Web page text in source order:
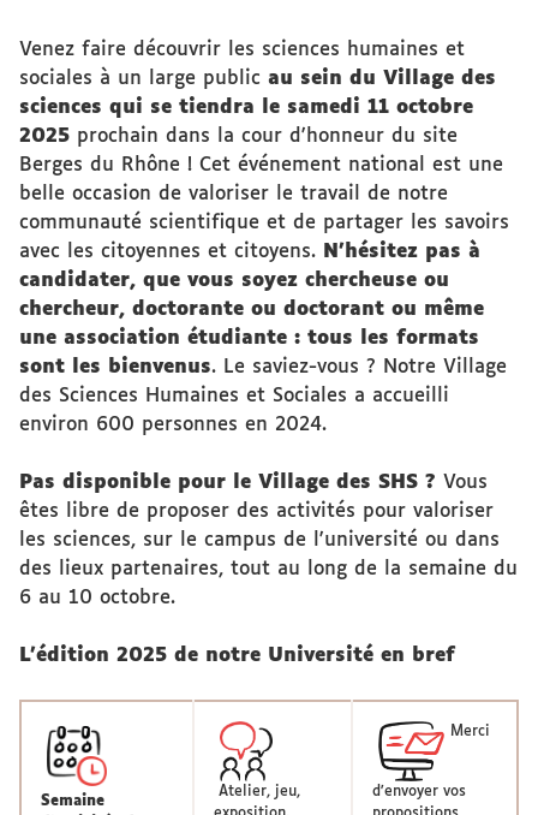
Venez faire découvrir les sciences humaines et
sociales à un large public au sein du Village des
sciences qui se tiendra le samedi 11 octobre
2025 prochain dans la cour d'honneur du site
Berges du Rhône ! Cet événement national est une
belle occasion de valoriser le travail de notre
communauté scientifique et de partager les savoirs
avec les citoyennes et citoyens. N'hésitez pas à
candidater, que vous soyez chercheuse ou
chercheur, doctorante ou doctorant ou même
une association étudiante : tous les formats
sont les bienvenus. Le saviez-vous ? Notre Village
des Sciences Humaines et Sociales a accueilli
environ 600 personnes en 2024.
Pas disponible pour le Village des SHS ? Vous
êtes libre de proposer des activités pour valoriser
les sciences, sur le campus de l'université ou dans
des lieux partenaires, tout au long de la semaine du
6 au 10 octobre.
L'édition 2025 de notre Université en bref
Semaine
Atelier, jeu,
Merci
d'envoyer vos